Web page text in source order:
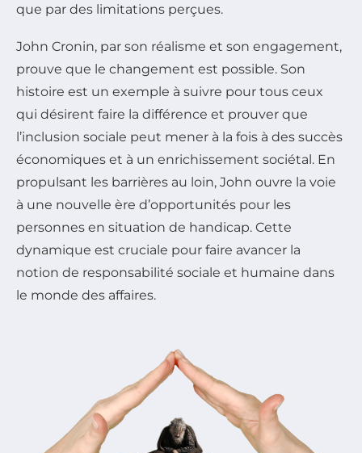
que par des limitations perçues.
John Cronin, par son réalisme et son engagement,
prouve que le changement est possible. Son
histoire est un exemple à suivre pour tous ceux
qui désirent faire la différence et prouver que
l’inclusion sociale peut mener à la fois à des succès
économiques et à un enrichissement sociétal. En
propulsant les barrières au loin, John ouvre la voie
à une nouvelle ère d’opportunités pour les
personnes en situation de handicap. Cette
dynamique est cruciale pour faire avancer la
notion de responsabilité sociale et humaine dans
le monde des affaires.